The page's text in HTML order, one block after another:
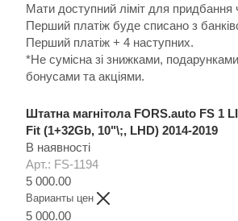
Мати доступний ліміт для придбання
Перший платіж буде списано з
Перший платіж + 4 наступних.
*Не сумісна зі знижками,
бонусами та акціями.
Штатна магнітола FORS.auto FS 1
Fit (1+32Gb, 10"\;, LHD) 2014-2019
В наявності
Арт.: FS-1194
5 000.00
Варианты цен
5 000.00